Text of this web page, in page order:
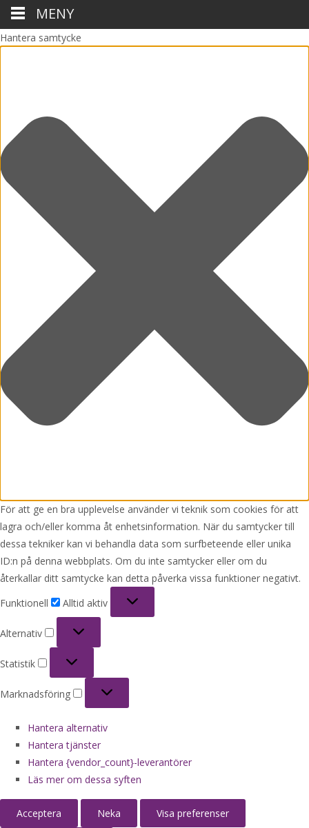
Hantera samtycke
För att ge en bra upplevelse använder vi teknik som cookies för att
lagra och/eller komma åt enhetsinformation. När du samtycker till
dessa tekniker kan vi behandla data som surfbeteende eller unika
ID:n på denna webbplats. Om du inte samtycker eller om du
återkallar ditt samtycke kan detta påverka vissa funktioner negativt.
Funktionell
Alltid aktiv
Alternativ
Statistik
Marknadsföring
Hantera alternativ
Hantera tjänster
Hantera {vendor_count}-leverantörer
Läs mer om dessa syften
Acceptera Neka Visa preferenser
MENY